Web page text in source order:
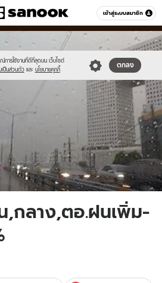
เข้าสู่ระบบสมาชิก
หมวดอื่นๆ
ณ์การใช้งานที่ดีที่สุดบน เว็บไซต์
เป็นส่วนตัว และ นโยบายคุกกี้
ตกลง
logo-
1809122/623581-
,กลาง,ตอ.ฝนเพิ่ม-